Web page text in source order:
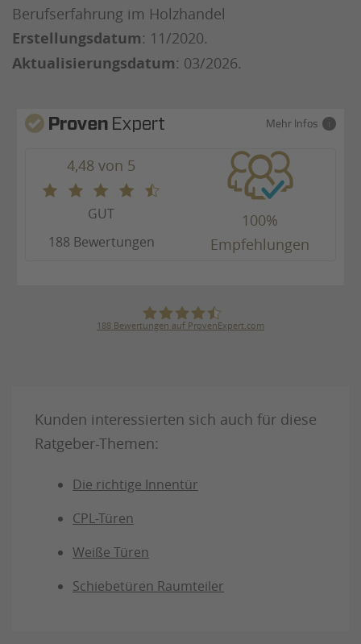
Berufserfahrung im Holzhandel
Erstellungsdatum: 11/2020.
Aktualisierungsdatum: 03/2026.
Mehr Infos
4,48 von 5
GUT
188 Bewertungen
100%
Empfehlungen
188 Bewertungen auf ProvenExpert.com
Kunden interessierten sich auch für diese
Ratgeber-Themen:
Die richtige Innentür
CPL-Türen
Weiße Türen
Schiebetüren Raumteiler